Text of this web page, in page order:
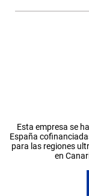
Esta empresa se
España
para las regiones
en